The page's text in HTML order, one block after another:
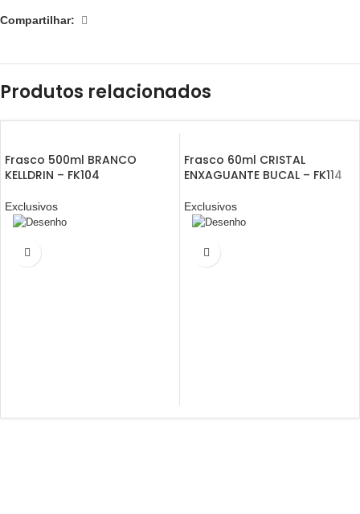
Compartilhar:
Produtos relacionados
Frasco 500ml BRANCO
KELLDRIN – FK104
Exclusivos
Frasco 60ml CRISTAL
ENXAGUANTE BUCAL – FK114
Exclusivos